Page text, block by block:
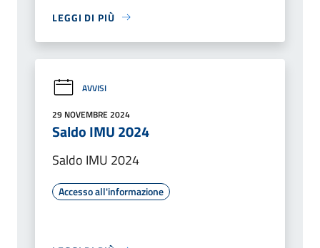
LEGGI DI PIÙ
AVVISI
29 NOVEMBRE 2024
Saldo IMU 2024
Saldo IMU 2024
Accesso all'informazione